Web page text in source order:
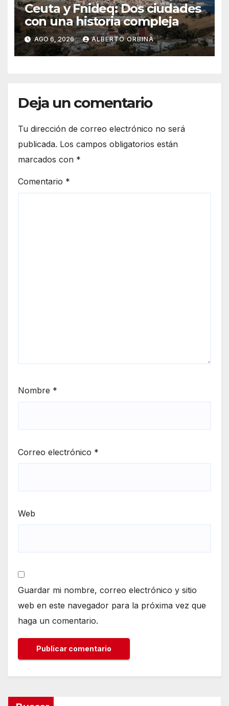
Ceuta y Fnideq: Dos ciudades
con una historia compleja
AGO 6, 2026 ALBERTO ORBINA
Deja un comentario
Tu dirección de correo electrónico no será
publicada. Los campos obligatorios están
marcados con *
Comentario *
Nombre *
Correo electrónico *
Web
Guardar mi nombre, correo electrónico y sitio
web en este navegador para la próxima vez que
haga un comentario.